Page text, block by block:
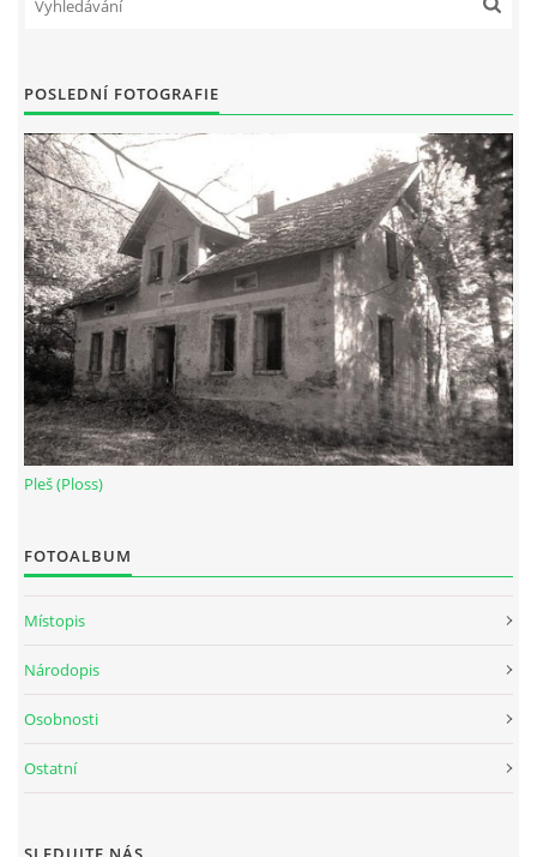
POSLEDNÍ FOTOGRAFIE
Pleš (Ploss)
FOTOALBUM
Místopis
Národopis
Osobnosti
Ostatní